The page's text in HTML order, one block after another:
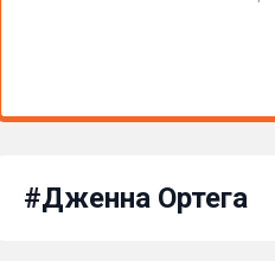
#Дженна Ортега